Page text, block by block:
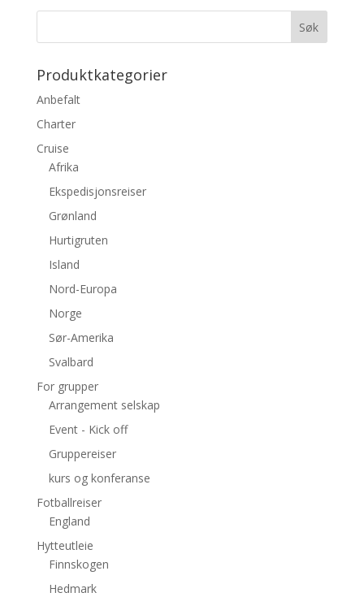
Produktkategorier
Anbefalt
Charter
Cruise
Afrika
Ekspedisjonsreiser
Grønland
Hurtigruten
Island
Nord-Europa
Norge
Sør-Amerika
Svalbard
For grupper
Arrangement selskap
Event - Kick off
Gruppereiser
kurs og konferanse
Fotballreiser
England
Hytteutleie
Finnskogen
Hedmark